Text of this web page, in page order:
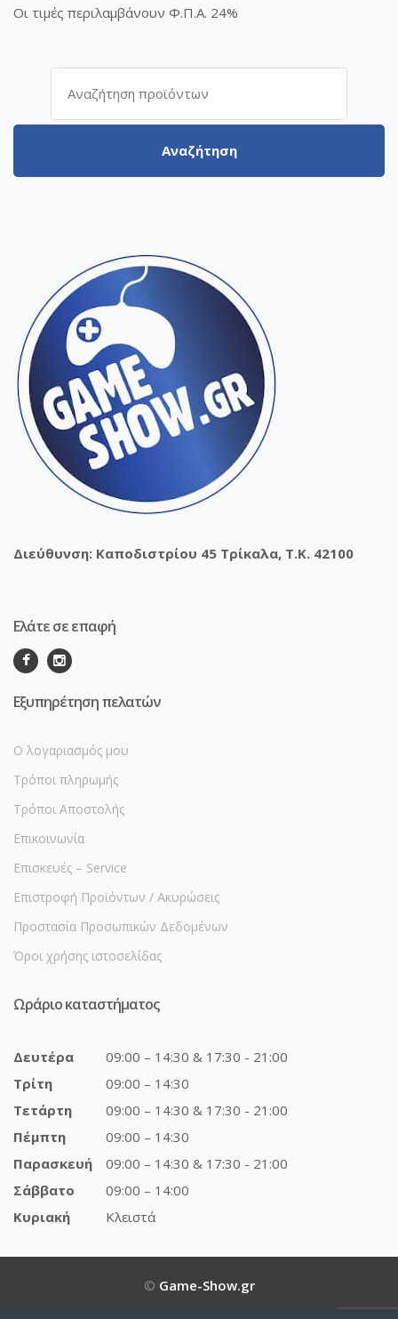
Οι τιμές περιλαμβάνουν Φ.Π.Α. 24%
Αναζήτηση
Αναζήτηση
Διεύθυνση: Καποδιστρίου 45 Τρίκαλα, Τ.Κ. 42100
Ελάτε σε επαφή
Εξυπηρέτηση πελατών
Ο λογαριασμός μου
Τρόποι πληρωμής
Τρόποι Αποστολής
Επικοινωνία
Επισκευές – Service
Επιστροφή Προϊόντων / Ακυρώσεις
Προστασία Προσωπικών Δεδομένων
Όροι χρήσης ιστοσελίδας
Ωράριο καταστήματος
Δευτέρα
09:00 – 14:30 & 17:30 - 21:00
Τρίτη
09:00 – 14:30
Τετάρτη
09:00 – 14:30 & 17:30 - 21:00
Πέμπτη
09:00 – 14:30
Παρασκευή
09:00 – 14:30 & 17:30 - 21:00
Σάββατο
09:00 – 14:00
Κυριακή
Κλειστά
© Game-Show.gr